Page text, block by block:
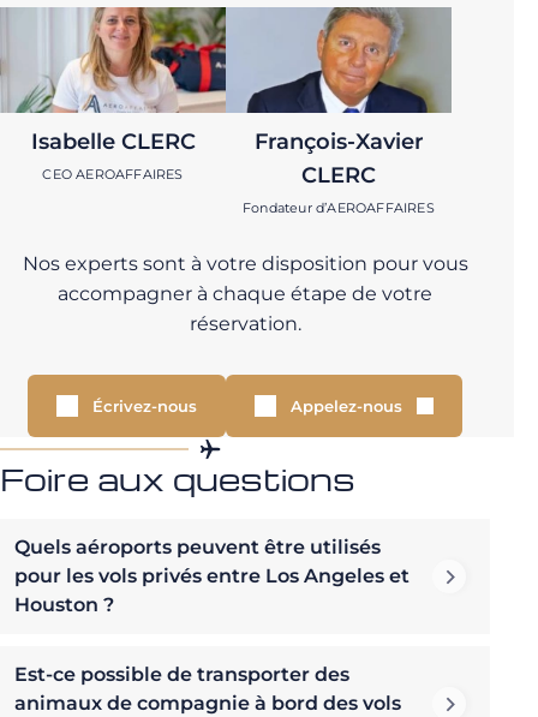
Isabelle CLERC
CEO AEROAFFAIRES
François-Xavier
CLERC
Fondateur d’AEROAFFAIRES
Nos experts sont à votre disposition pour vous
accompagner à chaque étape de votre
réservation.
Écrivez-nous Appelez-nous
Foire aux questions
Quels aéroports peuvent être utilisés
pour les vols privés entre Los Angeles et
Houston ?
Est-ce possible de transporter des
animaux de compagnie à bord des vols